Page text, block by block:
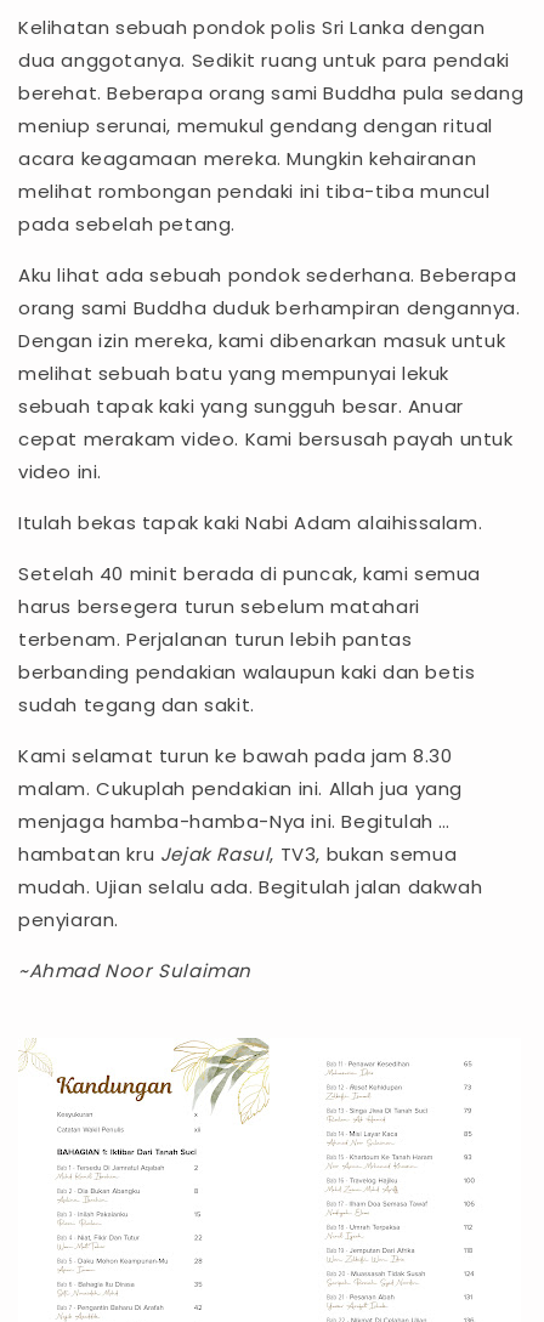
Kelihatan sebuah pondok polis Sri Lanka dengan
dua anggotanya. Sedikit ruang untuk para pendaki
berehat. Beberapa orang sami Buddha pula sedang
meniup serunai, memukul gendang dengan ritual
acara keagamaan mereka. Mungkin kehairanan
melihat rombongan pendaki ini tiba-tiba muncul
pada sebelah petang.
Aku lihat ada sebuah pondok sederhana. Beberapa
orang sami Buddha duduk berhampiran dengannya.
Dengan izin mereka, kami dibenarkan masuk untuk
melihat sebuah batu yang mempunyai lekuk
sebuah tapak kaki yang sungguh besar. Anuar
cepat merakam video. Kami bersusah payah untuk
video ini.
Itulah bekas tapak kaki Nabi Adam alaihissalam.
Setelah 40 minit berada di puncak, kami semua
harus bersegera turun sebelum matahari
terbenam. Perjalanan turun lebih pantas
berbanding pendakian walaupun kaki dan betis
sudah tegang dan sakit.
Kami selamat turun ke bawah pada jam 8.30
malam. Cukuplah pendakian ini. Allah jua yang
menjaga hamba-hamba-Nya ini. Begitulah …
hambatan kru Jejak Rasul, TV3, bukan semua
mudah. Ujian selalu ada. Begitulah jalan dakwah
penyiaran.
~Ahmad Noor Sulaiman